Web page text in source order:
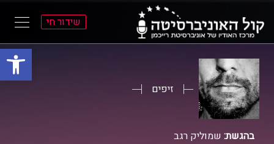
פתח
התפריט
הראשי
התוכן
הראשי
שידור חי
זיפים
בהגשת: שמוליק רגב